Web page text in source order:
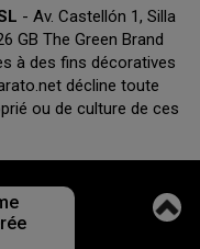
- Av. Castellón 1, Silla
GB The Green Brand
à des fins décoratives
décline toute
ou de culture de ces